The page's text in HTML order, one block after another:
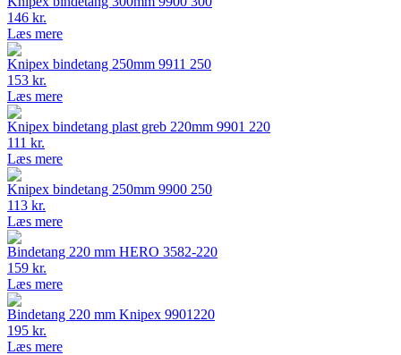
146 kr.
Læs mere
Knipex bindetang 250mm 9911 250
153 kr.
Læs mere
Knipex bindetang plast greb 220mm 9901 220
111 kr.
Læs mere
Knipex bindetang 250mm 9900 250
113 kr.
Læs mere
Bindetang 220 mm HERO 3582-220
159 kr.
Læs mere
Bindetang 220 mm Knipex 9901220
195 kr.
Læs mere